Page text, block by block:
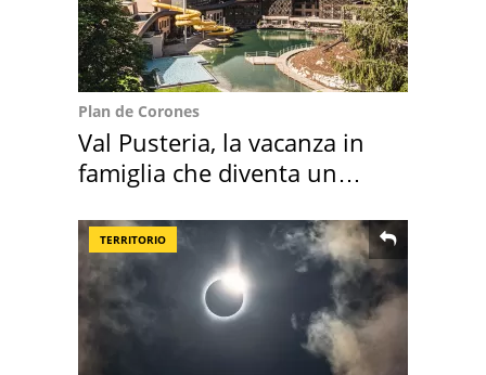
Plan de Corones
Val Pusteria, la vacanza in
famiglia che diventa un
TERRITORIO